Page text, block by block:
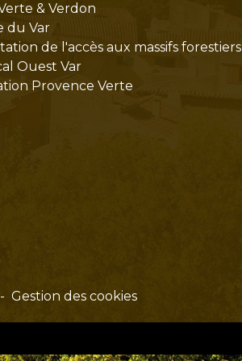
& Verdon
du Var
de l'accès aux massifs forestiers
Ouest Var
Provence Verte
- Gestion des cookies